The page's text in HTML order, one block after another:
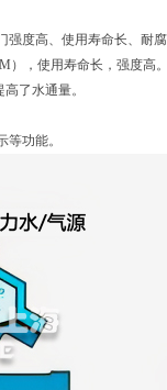
度高、使用寿命长、耐腐
），使用寿命长，强度高。
了水通量。
功能。